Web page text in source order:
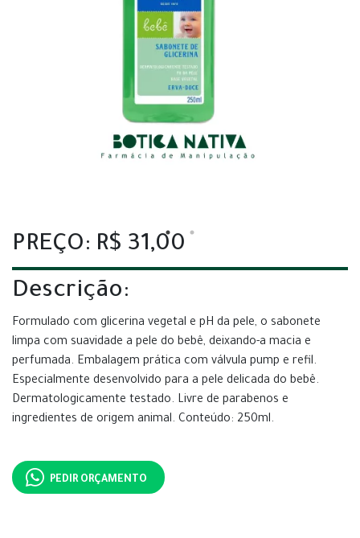
PREÇO: R$ 31,00
Descrição:
Formulado com glicerina vegetal e pH da pele, o sabonete
limpa com suavidade a pele do bebê, deixando-a macia e
perfumada. Embalagem prática com válvula pump e refil.
Especialmente desenvolvido para a pele delicada do bebê.
Dermatologicamente testado. Livre de parabenos e
ingredientes de origem animal. Conteúdo: 250ml.
PEDIR ORÇAMENTO